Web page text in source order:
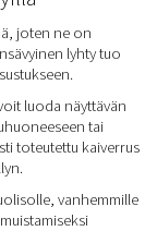
joten ne on
lyhty tuo
luoda näyttävän
tai
toteutettu kaiverrus
vanhemmille